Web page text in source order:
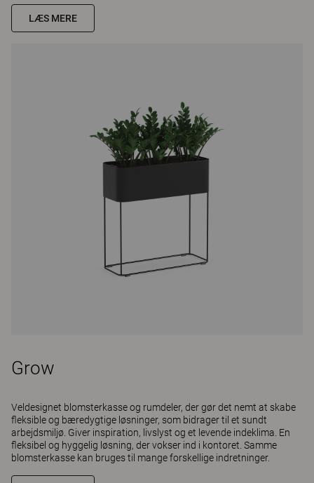
LÆS MERE
Grow
Veldesignet blomsterkasse og rumdeler, der gør det nemt at skabe
fleksible og bæredygtige løsninger, som bidrager til et sundt
arbejdsmiljø. Giver inspiration, livslyst og et levende indeklima. En
fleksibel og hyggelig løsning, der vokser ind i kontoret. Samme
blomsterkasse kan bruges til mange forskellige indretninger.